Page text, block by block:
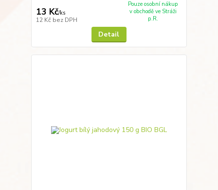
13 Kč/ks
12 Kč bez DPH
Pouze osobní nákup
v obchodě ve Stráži
p.R.
Detail